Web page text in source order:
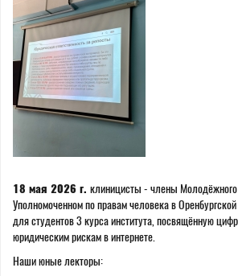
18 мая 2026 г. клиницисты - члены Молодёжного
Уполномоченном по правам человека в
для студентов 3 курса института, посвящённую
юридическим рискам в интернете.
Наши юные лекторы: